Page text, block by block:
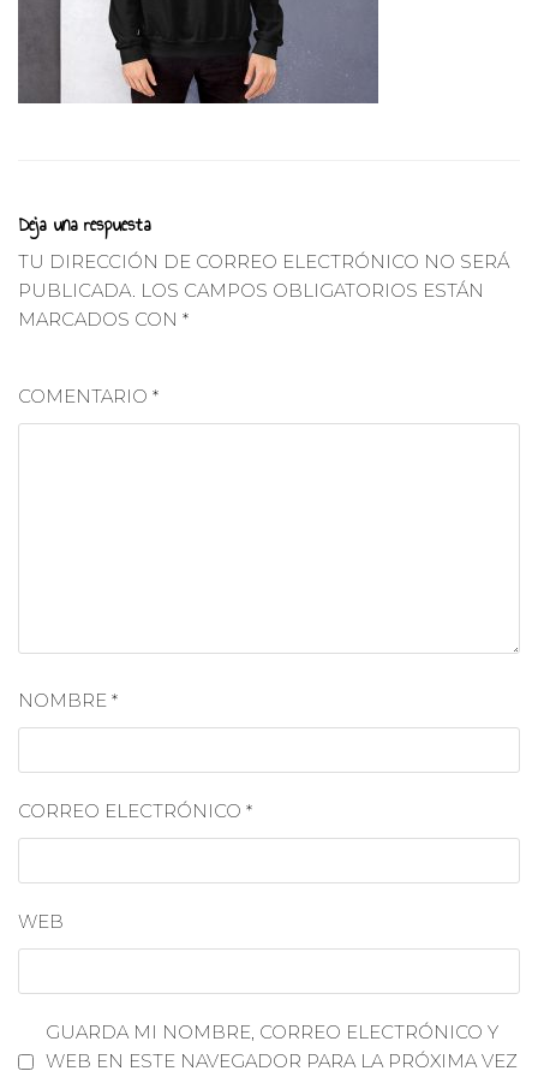
Deja una respuesta
TU DIRECCIÓN DE CORREO ELECTRÓNICO NO SERÁ
PUBLICADA. LOS CAMPOS OBLIGATORIOS ESTÁN
MARCADOS CON *
COMENTARIO *
NOMBRE *
CORREO ELECTRÓNICO *
WEB
GUARDA MI NOMBRE, CORREO ELECTRÓNICO Y
WEB EN ESTE NAVEGADOR PARA LA PRÓXIMA VEZ